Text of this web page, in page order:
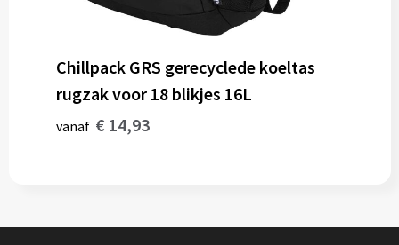
Chillpack GRS gerecyclede koeltas
rugzak voor 18 blikjes 16L
vanaf € 14,93